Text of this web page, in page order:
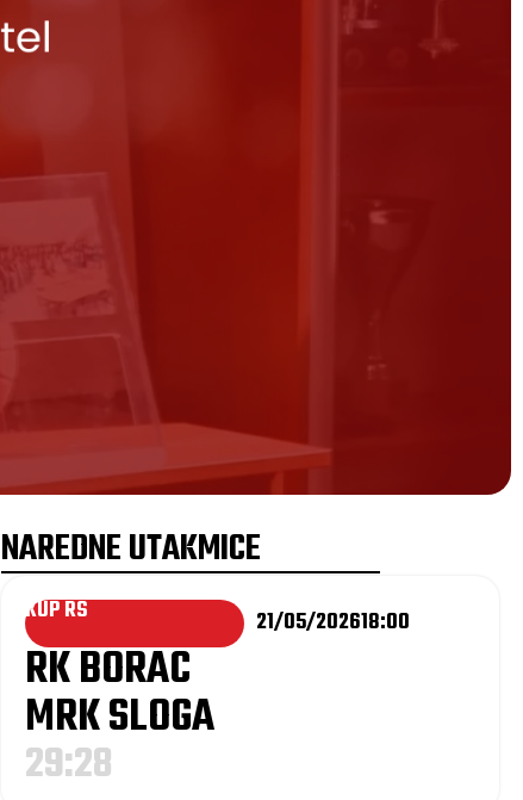
NAREDNE UTAKMICE
KUP RS 21/05/202618:00
RK BORAC
MRK SLOGA
29:28